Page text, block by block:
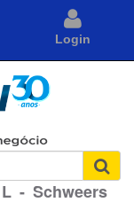
Login
- Schweers